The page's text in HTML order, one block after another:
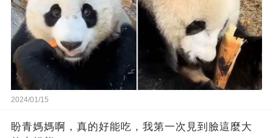
2024/01/15
盼青媽媽啊，真的好能吃，我第一次見到臉這麼大